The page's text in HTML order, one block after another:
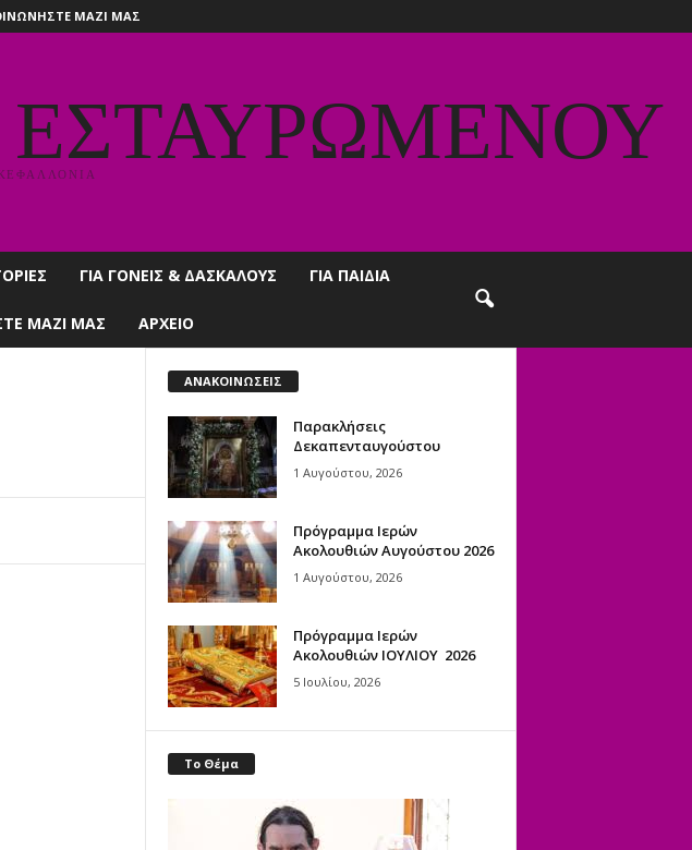
ΜΑΖΙ ΜΑΣ
ΓΙΑ ΓΟΝΕΙΣ & ΔΑΣΚΑΛΟΥΣ ΓΙΑ ΠΑΙΔΙΑ
ΜΑΖΙ ΜΑΣ ΑΡΧΕΙΟ
ΑΝΑΚΟΙΝΩΣΕΙΣ
Παρακλήσεις
Δεκαπενταυγούστου
1 Αυγούστου, 2026
Πρόγραμμα Ιερών
Ακολουθιών Αυγούστου 2026
1 Αυγούστου, 2026
Πρόγραμμα Ιερών
Ακολουθιών ΙΟΥΛΙΟΥ 2026
5 Ιουλίου, 2026
Το Θέμα